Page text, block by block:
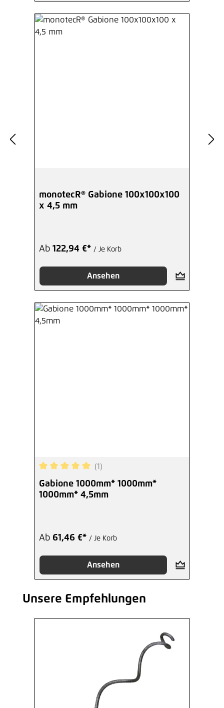
monotecR® Gabione 100x100x100
x 4,5 mm
Ab 122,94 €* / Je Korb
Ansehen
Durchschnittliche Bewertung von 5 von 5
(1)
Gabione 1000mm* 1000mm*
1000mm* 4,5mm
Ab 61,46 €* / Je Korb
Ansehen
Produktgalerie überspringen
Unsere Empfehlungen